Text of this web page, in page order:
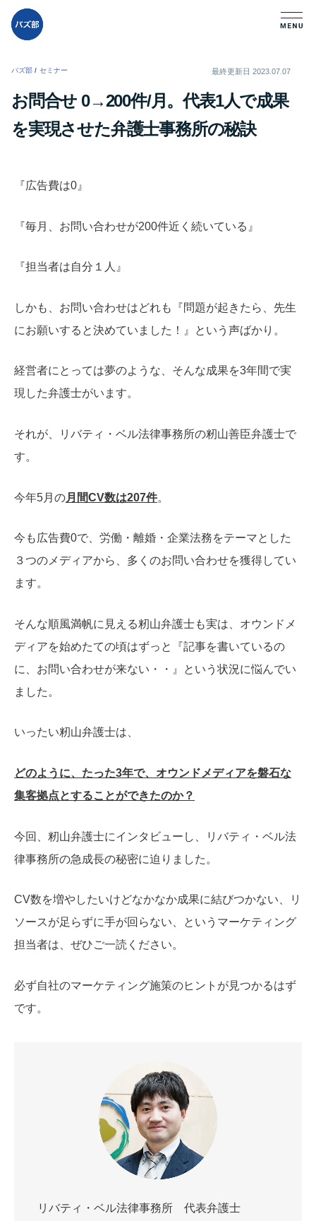
バズ部 / セミナー 最終更新日 2023.07.07
お問合せ 0→200件/月。代表1人で成果
を実現させた弁護士事務所の秘訣
『広告費は0』
『毎月、お問い合わせが200件近く続いている』
『担当者は自分１人』
しかも、お問い合わせはどれも『問題が起きたら、先生
にお願いすると決めていました！』という声ばかり。
経営者にとっては夢のような、そんな成果を3年間で実
現した弁護士がいます。
それが、リバティ・ベル法律事務所の籾山善臣弁護士で
す。
今年5月の月間CV数は207件。
今も広告費0で、労働・離婚・企業法務をテーマとした
３つのメディアから、多くのお問い合わせを獲得してい
ます。
そんな順風満帆に見える籾山弁護士も実は、オウンドメ
ディアを始めたての頃はずっと『記事を書いているの
に、お問い合わせが来ない・・』という状況に悩んでい
ました。
いったい籾山弁護士は、
どのように、たった3年で、オウンドメディアを磐石な
集客拠点とすることができたのか？
今回、籾山弁護士にインタビューし、リバティ・ベル法
律事務所の急成長の秘密に迫りました。
CV数を増やしたいけどなかなか成果に結びつかない、リ
ソースが足らずに手が回らない、というマーケティング
担当者は、ぜひご一読ください。
必ず自社のマーケティング施策のヒントが見つかるはず
です。
リバティ・ベル法律事務所 代表弁護士